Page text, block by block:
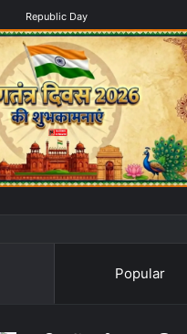
Republic Day
Popular